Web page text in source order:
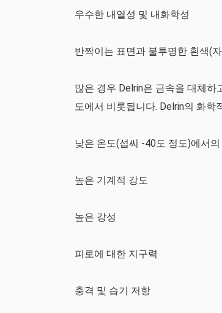
우수한 내열성 및 내화학성
반짝이는 표면과 불투명한 흰색(
많은 경우 Delrin은 금속을 대체
도에서 비롯됩니다. Delrin의 화학
낮은 온도(섭씨 -40도 정도)에서의
높은 기계적 강도
높은 강성
피로에 대한 지구력
충격 및 습기 저항